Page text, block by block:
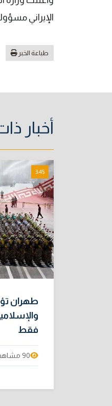
الإيراني
طباعة الخبر
أخبار
3:45
طهران
فقط
90 مشاهدة